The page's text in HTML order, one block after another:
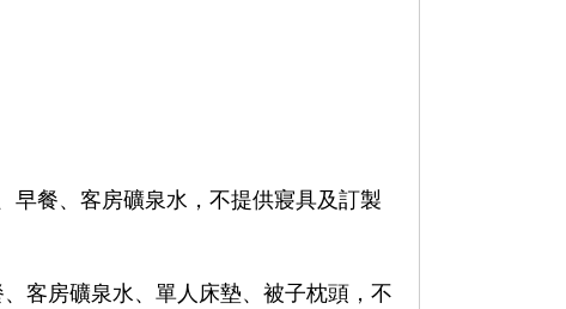
早餐、客房礦泉水，不提供寢具及訂製
客房礦泉水、單人床墊、被子枕頭，不